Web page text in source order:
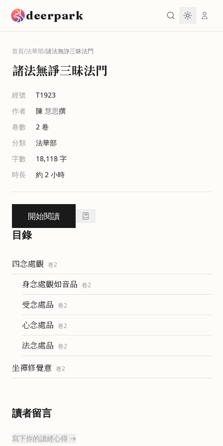
deerpark
首頁/法華部/諸法無諍三昧法門
諸法無諍三昧法門
經號
T1923
作者
陳 慧思撰
卷數
2 卷
分類
法華部
字數
18,118 字
時長
約 2 小時
開始閱讀
目錄
四念處觀 卷2
身念處觀如音品 卷2
受念處品 卷2
心念處品 卷2
法念處品 卷2
坐禪修覺意 卷2
讀者留言
寫下你的讀經心得 →